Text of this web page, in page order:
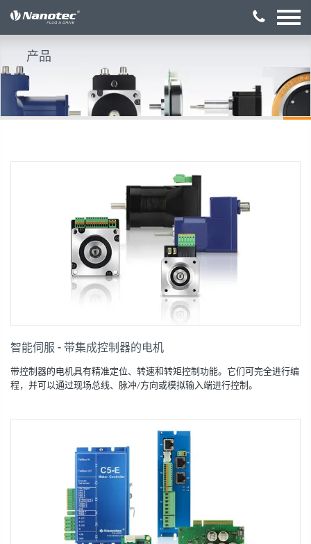
激活配置
产品
智能伺服 - 带集成控制器的电机
带控制器的电机具有精准定位、转速和转矩控制功能。它们可完全进行编
程，并可以通过现场总线、脉冲/方向或模拟输入端进行控制。